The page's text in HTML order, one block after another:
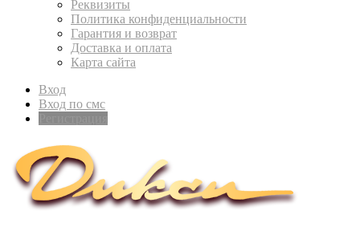
Реквизиты
Политика конфиденциальности
Гарантия и возврат
Доставка и оплата
Карта сайта
Вход
Вход по смс